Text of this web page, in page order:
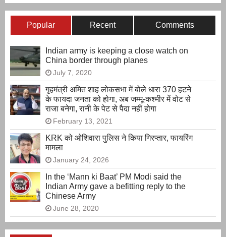
Popular Recent Comments
Indian army is keeping a close watch on
China border through planes
July 7, 2020
गृहमंत्री अमित शाह लोकसभा में बोले धारा 370 हटने
के फायदा जनता को होगा, अब जम्मू-कश्मीर में वोट से
राजा बनेगा, रानी के पेट से पैदा नहीं होगा
February 13, 2021
KRK को ओशिवारा पुलिस ने किया गिरप्तार, फायरिंग
मामला
January 24, 2026
In the ‘Mann ki Baat’ PM Modi said the
Indian Army gave a befitting reply to the
Chinese Army
June 28, 2020